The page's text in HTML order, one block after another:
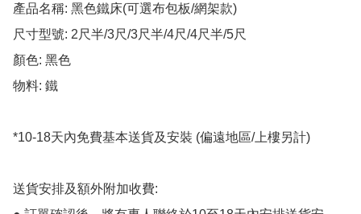
產品名稱: 黑色鐵床(可選布包板/網架款)
尺寸型號: 2尺半/3尺/3尺半/4尺/4尺半/5尺
顏色: 黑色
物料: 鐵
*10-18天內免費基本送貨及安裝 (偏遠地區/上樓另計)
送貨安排及額外附加收費: